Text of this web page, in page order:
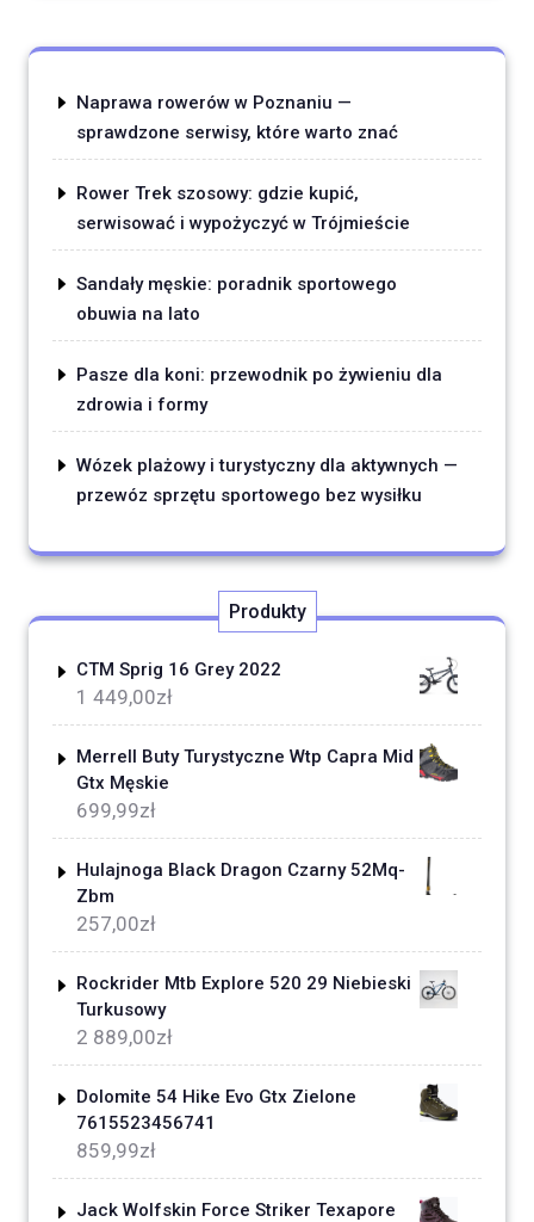
Naprawa rowerów w Poznaniu —
sprawdzone serwisy, które warto znać
Rower Trek szosowy: gdzie kupić,
serwisować i wypożyczyć w Trójmieście
Sandały męskie: poradnik sportowego
obuwia na lato
Pasze dla koni: przewodnik po żywieniu dla
zdrowia i formy
Wózek plażowy i turystyczny dla aktywnych —
przewóz sprzętu sportowego bez wysiłku
Produkty
CTM Sprig 16 Grey 2022
1 449,00zł
Merrell Buty Turystyczne Wtp Capra Mid
Gtx Męskie
699,99zł
Hulajnoga Black Dragon Czarny 52Mq-
Zbm
257,00zł
Rockrider Mtb Explore 520 29 Niebieski
Turkusowy
2 889,00zł
Dolomite 54 Hike Evo Gtx Zielone
7615523456741
859,99zł
Jack Wolfskin Force Striker Texapore